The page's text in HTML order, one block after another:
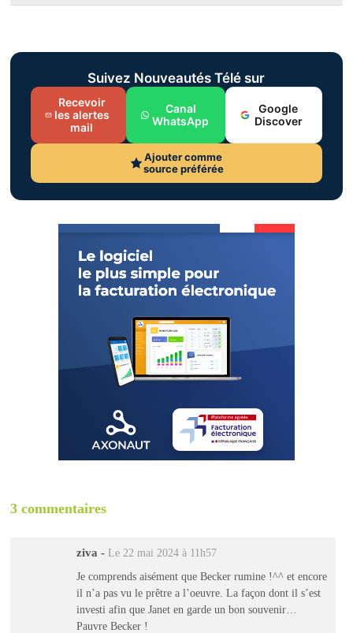
Suivez Nouveautés Télé sur
Recevoir
les alertes
mail
Canal
WhatsApp
Google
Discover
Ajouter comme
source préférée
3 commentaires
ziva - Le 22 mai 2024 à 11h57
Je comprends aisément que Becker rumine !^^ et encore
il n’a pas vu le prêtre a l’oeuvre. La façon dont il s’est
investi afin que Janet en garde un bon souvenir…
Pauvre Becker !